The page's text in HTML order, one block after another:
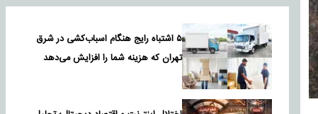
۵ اشتباه رایج هنگام اسباب‌کشی در شرق
تهران که هزینه شما را افزایش می‌دهد